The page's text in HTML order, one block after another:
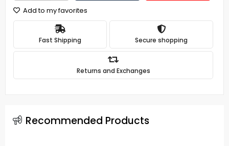
Add to my favorites
Fast Shipping Secure shopping
Returns and Exchanges
Recommended Products